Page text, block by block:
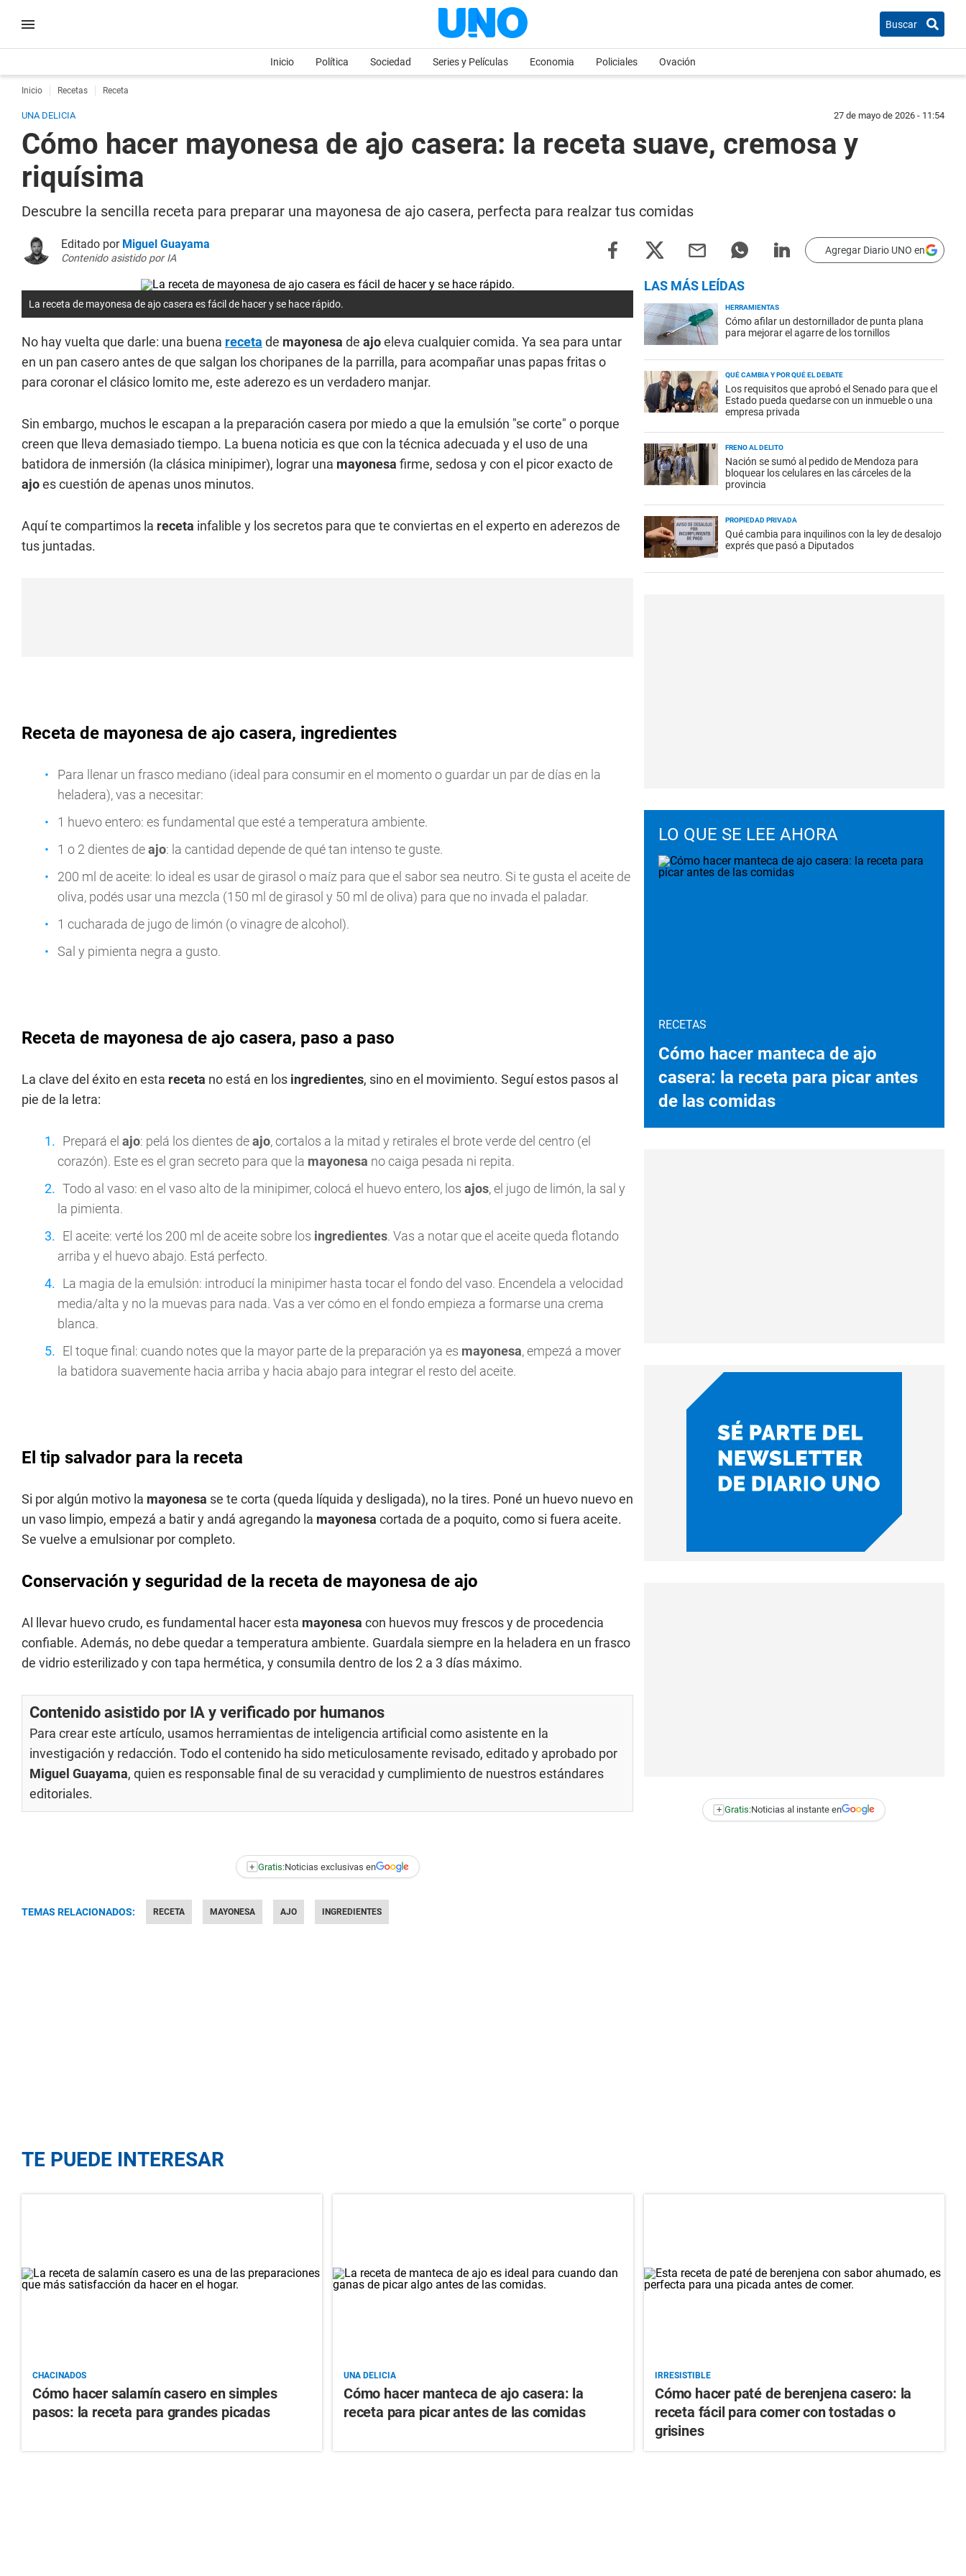
Buscar
Inicio Política Sociedad Series y Películas Economia Policiales Ovación
Inicio Recetas Receta
UNA DELICIA 27 de mayo de 2026 - 11:54
Cómo hacer mayonesa de ajo casera: la receta suave, cremosa y
riquísima
Descubre la sencilla receta para preparar una mayonesa de ajo casera, perfecta para realzar tus comidas
Editado por Miguel Guayama
Contenido asistido por IA
Agregar Diario UNO en
La receta de mayonesa de ajo casera es fácil de hacer y se hace rápido.
No hay vuelta que darle: una buena receta de mayonesa de ajoeleva cualquier comida. Ya sea para untar
en un pan casero antes de que salgan los choripanes de la parrilla, para acompañar unas papas fritas o
para coronar el clásico lomito me, este aderezo es un verdadero manjar.
Sin embargo, muchos le escapan a la preparación casera por miedo a que la emulsión "se corte" o porque
creen que lleva demasiado tiempo. La buena noticia es que con la técnica adecuada y el uso de una
batidora de inmersión (la clásica minipimer), lograr una mayonesa firme, sedosa y con el picor exacto de
ajoes cuestión de apenas unos minutos.
Aquí te compartimos la receta infalible y los secretos para que te conviertas en el experto en aderezos de
tus juntadas.
Receta de mayonesa de ajo casera, ingredientes
Para llenar un frasco mediano (ideal para consumir en el momento o guardar un par de días en la
heladera), vas a necesitar:
1 huevo entero: es fundamental que esté a temperatura ambiente.
1 o 2 dientes deajo: la cantidad depende de qué tan intenso te guste.
200 ml de aceite: lo ideal es usar de girasol o maíz para que el sabor sea neutro. Si te gusta el aceite de
oliva, podés usar una mezcla (150 ml de girasol y 50 ml de oliva) para que no invada el paladar.
1 cucharada de jugo de limón (o vinagre de alcohol).
Sal y pimienta negra a gusto.
Receta de mayonesa de ajo casera, paso a paso
La clave del éxito en esta receta no está en los ingredientes, sino en el movimiento. Seguí estos pasos al
pie de la letra:
Prepará el ajo: pelá los dientes deajo, cortalos a la mitad y retirales el brote verde del centro (el
corazón). Este es el gran secreto para que la mayonesa no caiga pesada ni repita.
Todo al vaso: en el vaso alto de la minipimer, colocá el huevo entero, los ajos, el jugo de limón, la sal y
la pimienta.
El aceite: verté los 200 ml de aceite sobre los ingredientes. Vas a notar que el aceite queda flotando
arriba y el huevo abajo. Está perfecto.
La magia de la emulsión: introducí la minipimer hasta tocar el fondo del vaso. Encendela a velocidad
media/alta y no la muevas para nada. Vas a ver cómo en el fondo empieza a formarse una crema
blanca.
El toque final: cuando notes que la mayor parte de la preparación ya es mayonesa, empezá a mover
la batidora suavemente hacia arriba y hacia abajo para integrar el resto del aceite.
El tip salvador para la receta
Si por algún motivo la mayonesa se te corta (queda líquida y desligada), no la tires. Poné un huevo nuevo en
un vaso limpio, empezá a batir y andá agregando la mayonesa cortada de a poquito, como si fuera aceite.
Se vuelve a emulsionar por completo.
Conservación y seguridad de la receta de mayonesa de ajo
Al llevar huevo crudo, es fundamental hacer esta mayonesa con huevos muy frescos y de procedencia
confiable. Además, no debe quedar a temperatura ambiente. Guardala siempre en la heladera en un frasco
de vidrio esterilizado y con tapa hermética, y consumila dentro de los 2 a 3 días máximo.
Contenido asistido por IA y verificado por humanos
Para crear este artículo, usamos herramientas de inteligencia artificial como asistente en la
investigación y redacción. Todo el contenido ha sido meticulosamente revisado, editado y aprobado por
Miguel Guayama, quien es responsable final de su veracidad y cumplimiento de nuestrosestándares
editoriales.
+ Gratis:Noticias exclusivas en
TEMAS RELACIONADOS: RECETA MAYONESA AJO INGREDIENTES
LAS MÁS LEÍDAS
HERRAMIENTAS
Cómo afilar un destornillador de punta plana
para mejorar el agarre de los tornillos
QUÉ CAMBIA Y POR QUÉ EL DEBATE
Los requisitos que aprobó el Senado para que el
Estado pueda quedarse con un inmueble o una
empresa privada
FRENO AL DELITO
Nación se sumó al pedido de Mendoza para
bloquear los celulares en las cárceles de la
provincia
PROPIEDAD PRIVADA
Qué cambia para inquilinos con la ley de desalojo
exprés que pasó a Diputados
LO QUE SE LEE AHORA
RECETAS
Cómo hacer manteca de ajo
casera: la receta para picar antes
de las comidas
+ Gratis:Noticias al instante en
TE PUEDE INTERESAR
CHACINADOS
Cómo hacer salamín casero en simples
pasos: la receta para grandes picadas
UNA DELICIA
Cómo hacer manteca de ajo casera: la
receta para picar antes de las comidas
IRRESISTIBLE
Cómo hacer paté de berenjena casero: la
receta fácil para comer con tostadas o
grisines